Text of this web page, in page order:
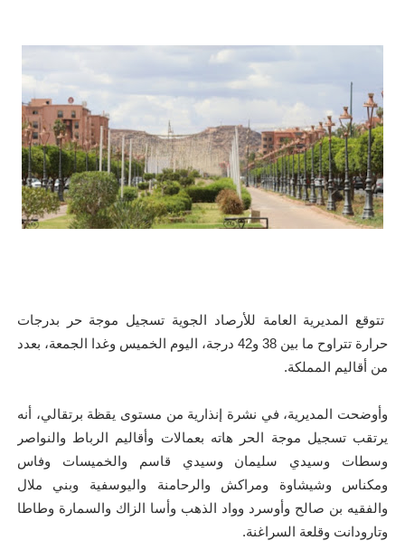
تتوقع المديرية العامة للأرصاد الجوية تسجيل موجة حر بدرجات
حرارة تتراوح ما بين 38 و42 درجة، اليوم الخميس وغدا الجمعة، بعدد
من أقاليم المملكة.
وأوضحت المديرية، في نشرة إنذارية من مستوى يقظة برتقالي، أنه
يرتقب تسجيل موجة الحر هاته بعمالات وأقاليم الرباط والنواصر
وسطات وسيدي سليمان وسيدي قاسم والخميسات وفاس
ومكناس وشيشاوة ومراكش والرحامنة واليوسفية وبني ملال
والفقيه بن صالح وأوسرد وواد الذهب وأسا الزاك والسمارة وطاطا
وتارودانت وقلعة السراغنة.